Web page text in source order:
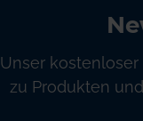
Unser
zu Produkten